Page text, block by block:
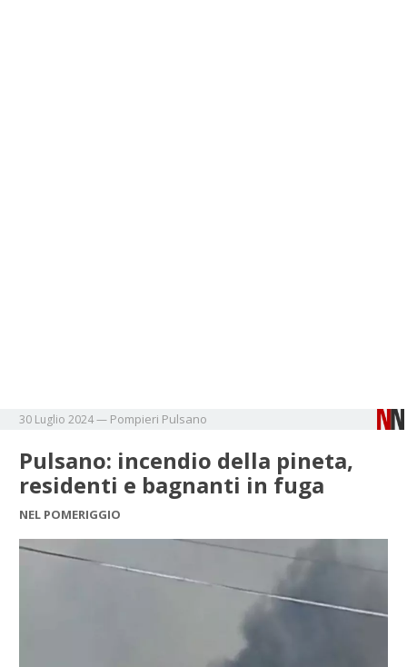
30 Luglio 2024— Pompieri Pulsano
Pulsano: incendio della pineta,
residenti e bagnanti in fuga
NEL POMERIGGIO